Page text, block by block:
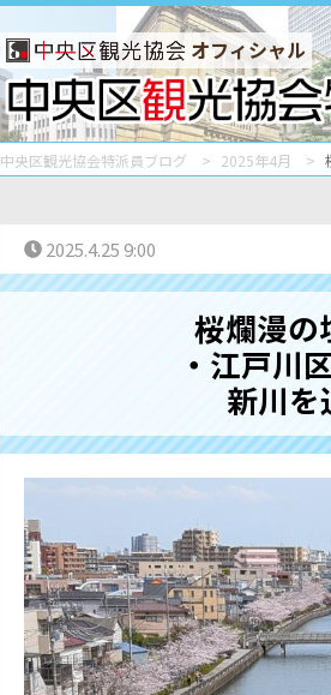
オフィシャル
中央区観光協会特派員ブログ 2025年4月
2025.4.25 9:00
桜爛漫の
・江戸川
新川を